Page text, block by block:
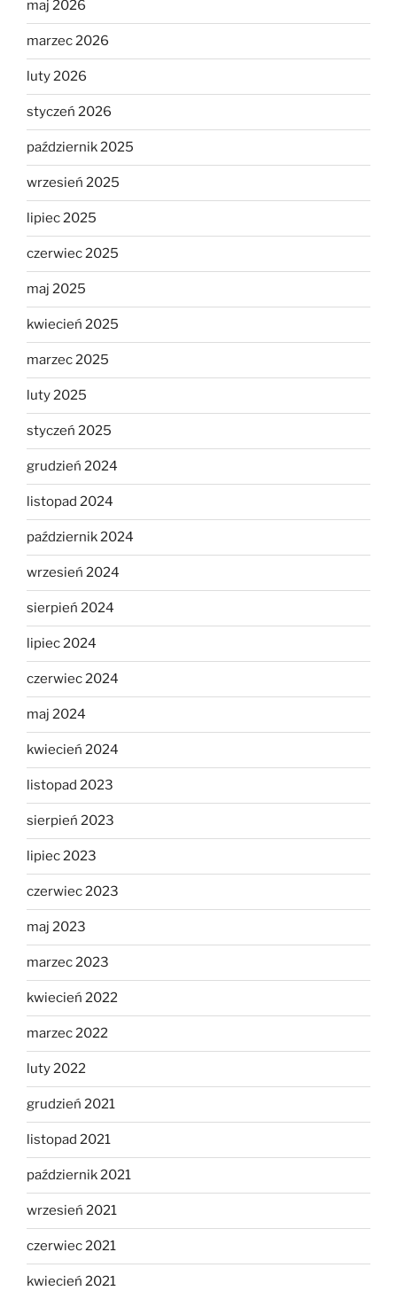
maj 2026
marzec 2026
luty 2026
styczeń 2026
październik 2025
wrzesień 2025
lipiec 2025
czerwiec 2025
maj 2025
kwiecień 2025
marzec 2025
luty 2025
styczeń 2025
grudzień 2024
listopad 2024
październik 2024
wrzesień 2024
sierpień 2024
lipiec 2024
czerwiec 2024
maj 2024
kwiecień 2024
listopad 2023
sierpień 2023
lipiec 2023
czerwiec 2023
maj 2023
marzec 2023
kwiecień 2022
marzec 2022
luty 2022
grudzień 2021
listopad 2021
październik 2021
wrzesień 2021
czerwiec 2021
kwiecień 2021